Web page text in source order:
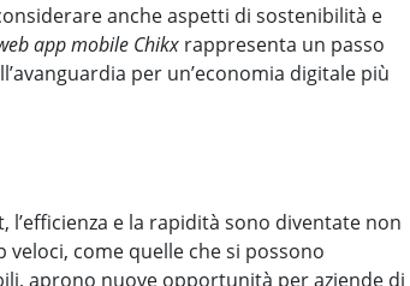
anche aspetti di sostenibilità e
app mobile Chikx rappresenta un passo
per un’economia digitale più
e la rapidità sono diventate non
veloci, come quelle che si possono
aprono nuove opportunità per aziende di